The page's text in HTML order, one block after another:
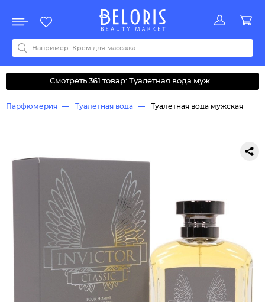
Акции
Все бренды
0-9ABCDEFGHIJKLMNOPQRSTUVWYZАБВДЗИМОКЛНПРСТУФ
Смотреть 361 товар: Туалетная вода муж...
Парфюмерия Туалетная вода Туалетная вода мужская